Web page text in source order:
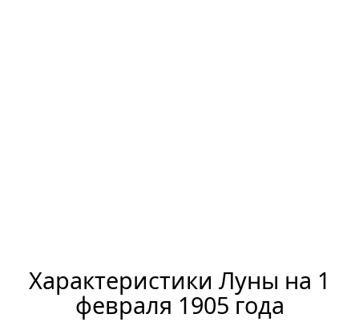
Характеристики Луны на 1
февраля 1905 года